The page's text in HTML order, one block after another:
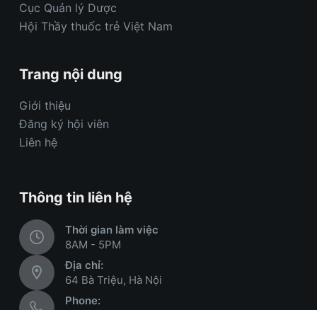
Cục Quản lý Dược
Hội Thầy thuốc trẻ Việt Nam
Trang nội dung
Giới thiệu
Đăng ký hội viên
Liên hệ
Thông tin liên hệ
Thời gian làm việc
8AM - 5PM
Địa chỉ:
64 Bà Triệu, Hà Nội
Phone: